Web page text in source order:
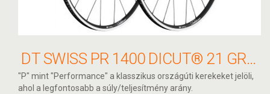
DT SWISS PR 1400 DICUT® 21 GRAPHITE KERÉKSZETT
"P" mint "Performance" a klasszikus országúti kerekeket jelöli,
ahol a legfontosabb a súly/teljesítmény arány.